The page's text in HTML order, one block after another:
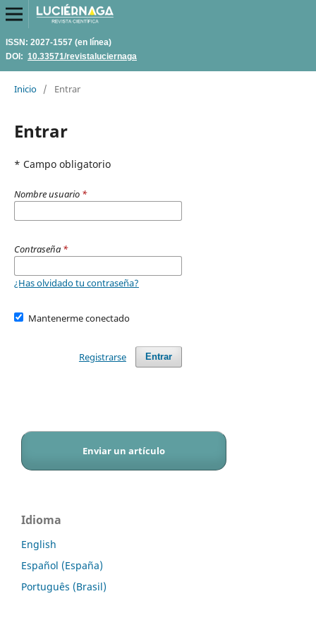
ISSN: 2027-1557 (en línea)
DOI: 10.33571/revistaluciernaga
Inicio / Entrar
Entrar
* Campo obligatorio
Nombre usuario *
Contraseña *
¿Has olvidado tu contraseña?
Mantenerme conectado
Entrar
Registrarse
Enviar un artículo
Idioma
English
Español (España)
Português (Brasil)